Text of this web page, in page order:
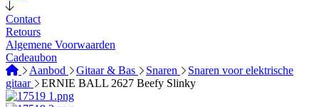
Contact
Retours
Algemene Voorwaarden
Cadeaubon
Aanbod
Gitaar & Bas Snaren
Snaren voor elektrische
gitaar
ERNIE BALL 2627 Beefy Slinky